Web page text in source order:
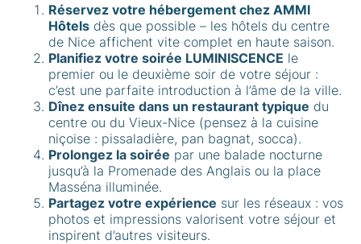
Réservez votre hébergement chez AMMI
Hôtels dès que possible – les hôtels du centre
de Nice affichent vite complet en haute saison.
Planifiez votre soirée LUMINISCENCE le
premier ou le deuxième soir de votre séjour :
c’est une parfaite introduction à l’âme de la ville.
Dînez ensuite dans un restaurant typique du
centre ou du Vieux-Nice (pensez à la cuisine
niçoise : pissaladière, pan bagnat, socca).
Prolongez la soirée par une balade nocturne
jusqu’à la Promenade des Anglais ou la place
Masséna illuminée.
Partagez votre expérience sur les réseaux : vos
photos et impressions valorisent votre séjour et
inspirent d’autres visiteurs.